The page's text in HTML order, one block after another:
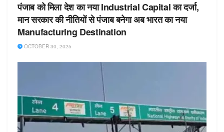
पंजाब को मिला देश का नया Industrial Capital का दर्जा,
मान सरकार की नीतियों से पंजाब बनेगा अब भारत का नया
Manufacturing Destination
OCTOBER 30, 2025